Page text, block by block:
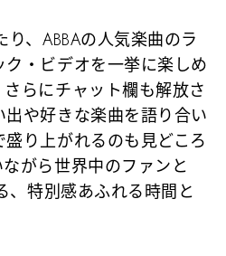
、ABBAの人気楽曲のラ
・ビデオを一挙に楽しめ
らにチャット欄も解放さ
や好きな楽曲を語り合い
り上がれるのも見どころ
がら世界中のファンと
、特別感あふれる時間と